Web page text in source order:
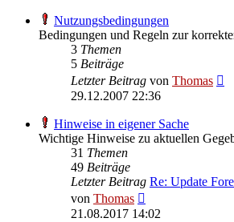
Nutzungsbedingungen
Bedingungen und Regeln zur
3 Themen
5 Beiträge
Letzter Beitrag von Thomas
29.12.2007 22:36
Hinweise in eigener Sache
Wichtige Hinweise zu aktuellen
31 Themen
49 Beiträge
Letzter Beitrag Re: Update
von Thomas
Beitrag
21.08.2017 14:02